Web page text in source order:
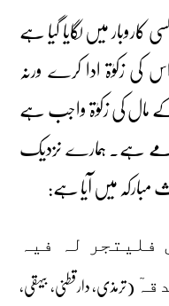
میں لگایا گیا ہے
کی زکوٰۃ ادا کرے ورنہ
مال کی زکوٰۃ واجب ہے
ہے۔ ہمارے نزدیک
میں آیا ہے:
فلیتجر لہ فیہ
(ترمذی، دارقطنی، بیہقی،